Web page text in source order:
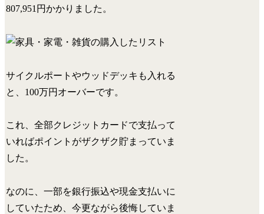
807,951円かかりました。
サイクルポートやウッドデッキも入れる
と、 100万円オーバーです。
これ、全部クレジットカードで支払って
いればポイントがザクザク貯まっていま
した。
なのに、一部を銀行振込や現金支払いに
していたため、今更ながら後悔していま